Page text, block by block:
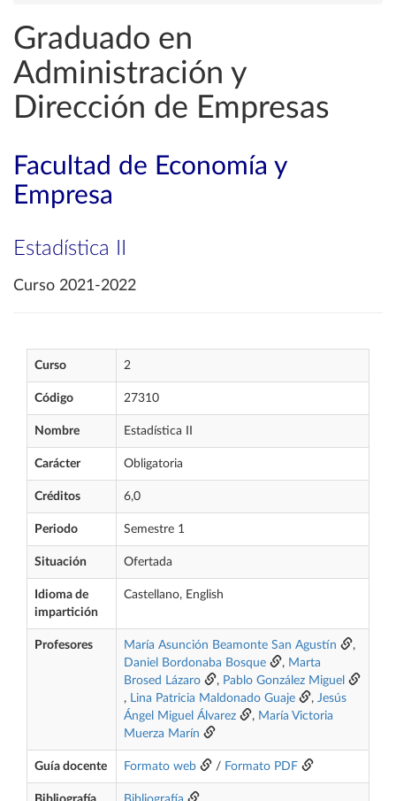
Graduado en
Administración y
Dirección de Empresas
Facultad de Economía y
Empresa
Estadística II
Curso 2021-2022
Curso 2
Código 27310
Nombre Estadística II
Carácter Obligatoria
Créditos 6,0
Periodo Semestre 1
Situación Ofertada
Idioma de
impartición
Castellano, English
Profesores María Asunción Beamonte San Agustín
,
Daniel Bordonaba Bosque
, Marta
Brosed Lázaro
, Pablo González Miguel
, Lina Patricia Maldonado Guaje , Jesús
Ángel Miguel Álvarez
, María Victoria
Muerza Marín
Guía docente Formato web / Formato PDF